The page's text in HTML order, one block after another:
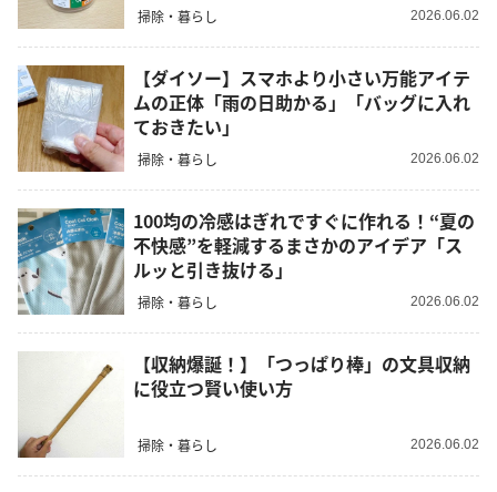
掃除・暮らし 2026.06.02
【ダイソー】スマホより小さい万能アイテ
ムの正体「雨の日助かる」「バッグに入れ
ておきたい」
掃除・暮らし 2026.06.02
100均の冷感はぎれですぐに作れる！“夏の
不快感”を軽減するまさかのアイデア「ス
ルッと引き抜ける」
掃除・暮らし 2026.06.02
【収納爆誕！】「つっぱり棒」の文具収納
に役立つ賢い使い方
掃除・暮らし 2026.06.02